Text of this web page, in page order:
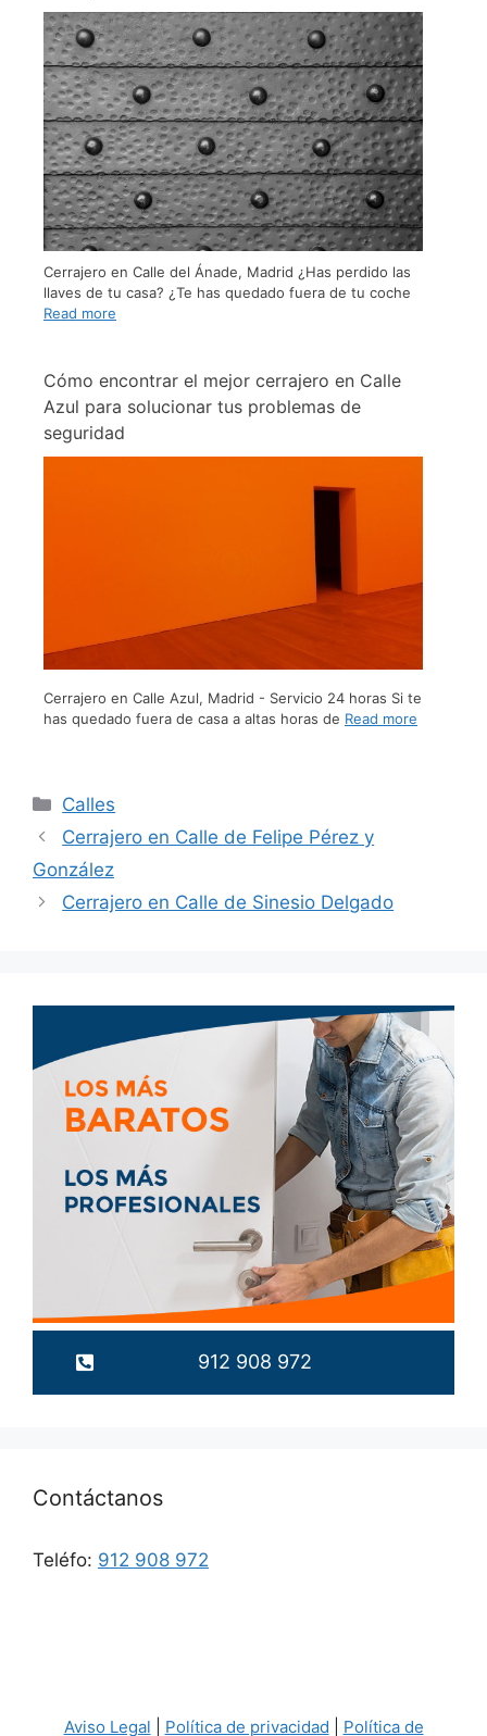
Cerrajero en Calle del Ánade, Madrid ¿Has perdido las
llaves de tu casa? ¿Te has quedado fuera de tu coche
Read more
Cómo encontrar el mejor cerrajero en Calle
Azul para solucionar tus problemas de
seguridad
Cerrajero en Calle Azul, Madrid - Servicio 24 horas Si te
has quedado fuera de casa a altas horas de Read more
Calles
Cerrajero en Calle de Felipe Pérez y
González
Cerrajero en Calle de Sinesio Delgado
912 908 972
Contáctanos
Teléfo: 912 908 972
Aviso Legal Política de privacidad Política de